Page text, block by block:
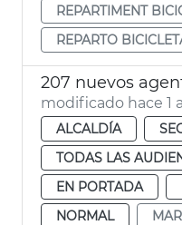
REPARTIMENT
REPARTO
modificado hace 1
ALCALDÍA
TODAS LAS
EN PORTADA
NORMAL